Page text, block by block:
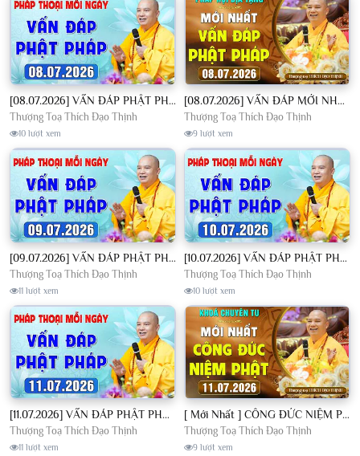
[08.07.2026] VẤN ĐÁP PHẬT PHÁP - Nghe Thầy giảng Pháp mỗi ngày CÔNG ĐỨC VÔ LƯỢNG│TT. Thích Đạo Thịnh
Thượng Toạ Thích Đạo Thịnh
10 lượt xem
[08.07.2026] VẤN ĐÁP MỚI NHẤT - Pháp Hội Địa Tạng Chùa Khai Nguyên | TT. Thích Đạo Thịnh
Thượng Toạ Thích Đạo Thịnh
9 lượt xem
[09.07.2026] VẤN ĐÁP PHẬT PHÁP - Nghe Thầy giảng Pháp mỗi ngày CÔNG ĐỨC VÔ LƯỢNG│TT. Thích Đạo Thịnh
Thượng Toạ Thích Đạo Thịnh
11 lượt xem
[10.07.2026] VẤN ĐÁP PHẬT PHÁP - Nghe Thầy giảng Pháp mỗi ngày CÔNG ĐỨC VÔ LƯỢNG│TT. Thích Đạo Thịnh
Thượng Toạ Thích Đạo Thịnh
10 lượt xem
[11.07.2026] VẤN ĐÁP PHẬT PHÁP - Nghe Thầy giảng Pháp mỗi ngày CÔNG ĐỨC VÔ LƯỢNG│TT. Thích Đạo Thịnh
Thượng Toạ Thích Đạo Thịnh
11 lượt xem
[ Mới Nhất ] CÔNG ĐỨC NIỆM PHẬT - Khoá Chuyên Tu Chùa Khai Nguyên 11/07/2026 | TT. Thích Đạo Thịnh
Thượng Toạ Thích Đạo Thịnh
9 lượt xem